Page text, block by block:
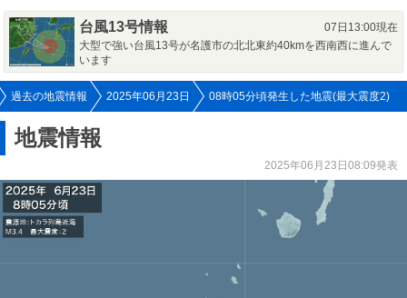
台風13号情報
07日13:00現在
大型で強い台風13号が名護市の北北東約40kmを西南西に進んで
います
過去の地震情報 2025年06月23日 08時05分頃発生した地震(最大震度2)
地震情報
2025年06月23日08:09発表